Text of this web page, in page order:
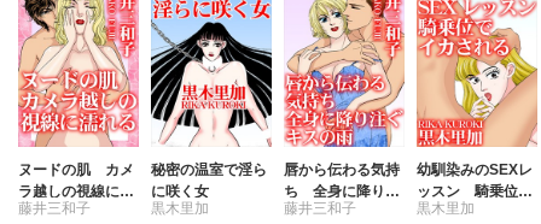
ヌードの肌 カメ
ラ越しの視線に濡
れる
藤井三和子
秘密の温室で淫ら
に咲く女
黒木里加
唇から伝わる気持
ち 全身に降り注
ぐキスの雨
藤井三和子
幼馴染みのSEXレ
ッスン 騎乗位で
イカされる
黒木里加